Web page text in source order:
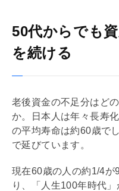
50代からでも
を続ける
老後資金の不足分はど
か。日本人は年々長寿
の平均寿命は約60歳で
で延びています。
現在60歳の人の約1/4が
り、「人生100年時代